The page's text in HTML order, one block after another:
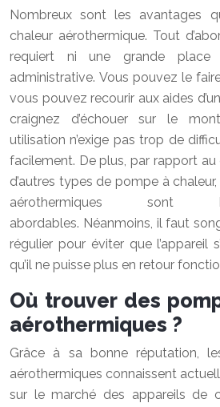
Nombreux sont les avantages
chaleur aérothermique. Tout
requiert ni une grande place
administrative. Vous pouvez le
vous pouvez recourir aux aides
craignez d’échouer sur le
utilisation n’exige pas trop de
facilement. De plus, par rapport au
d’autres types de pompe à
aérothermiques sont
abordables. Néanmoins, il faut
régulier pour éviter que l’appareil
qu’il ne puisse plus en retour
Où trouver des
aérothermiques ?
Grâce à sa bonne réputation,
aérothermiques connaissent
sur le marché des appareils de